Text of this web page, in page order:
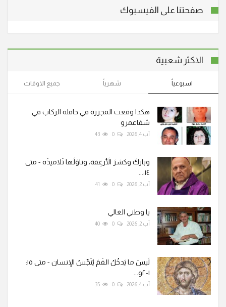
صفحتنا على الفيسبوك
الاكثر شعبية
اسبوعياً شهرياً جميع الاوقات
هكذا وقعت المجزرة في حافلة الركاب في
شفاعمرو
آب 4, 2026 0
43
وباركَ وكسَرَ الأَرغِفة، وناوَلَها تَلاميذَه - متى
١٤:...
آب 2, 2026 0
41
يا وطني الغالي
آب 2, 2026 0
40
لَيسَ ما يَدخُلُ الفَمَ يُنَجِّسُ الإنسان - متى ١٥:
١-٢و...
آب 4, 2026 0
35